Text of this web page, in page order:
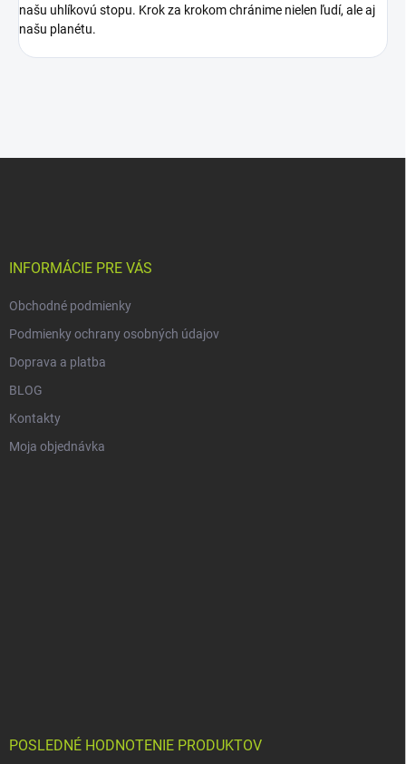
našu uhlíkovú stopu. Krok za krokom chránime nielen ľudí, ale aj
našu planétu.
INFORMÁCIE PRE VÁS
Obchodné podmienky
Podmienky ochrany osobných údajov
Doprava a platba
BLOG
Kontakty
Moja objednávka
POSLEDNÉ HODNOTENIE PRODUKTOV